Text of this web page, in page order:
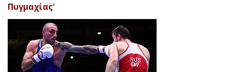
Πυγμαχίας’